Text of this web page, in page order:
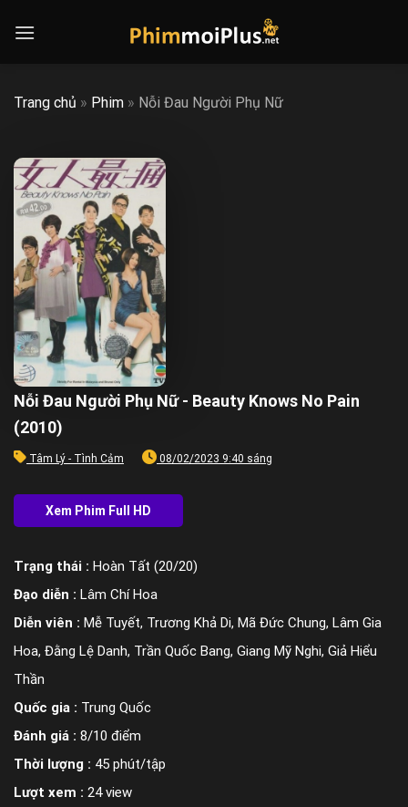
Trang chủ » Phim » Nỗi Đau Người Phụ Nữ
Nỗi Đau Người Phụ Nữ - Beauty Knows No Pain
(2010)
Tâm Lý - Tình Cảm 08/02/2023 9:40 sáng
Trạng thái : Hoàn Tất (20/20)
Đạo diễn : Lâm Chí Hoa
Diễn viên : Mễ Tuyết, Trương Khả Di, Mã Đức Chung, Lâm Gia
Hoa, Đằng Lệ Danh, Trần Quốc Bang, Giang Mỹ Nghi, Giả Hiểu
Thần
Quốc gia : Trung Quốc
Đánh giá : 8/10 điểm
Thời lượng : 45 phút/tập
Lượt xem : 24 view